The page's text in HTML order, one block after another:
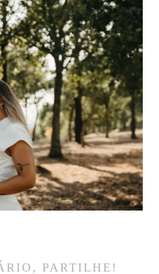
PARTILHE!